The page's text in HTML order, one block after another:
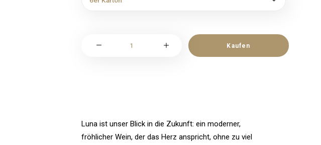
Kaufen
Luna ist unser Blick in die Zukunft: ein moderner,
fröhlicher Wein, der das Herz anspricht, ohne zu viel